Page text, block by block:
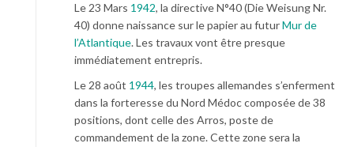
Le 23 Mars 1942, la directive N°40 (Die Weisung Nr.
40) donne naissance sur le papier au futurMur de
l’Atlantique. Les travaux vont être presque
immédiatement entrepris.
Le 28 août 1944, les troupes allemandes s’enferment
dans la forteresse du Nord Médoc composée de 38
positions, dont celle des Arros, poste de
commandement de la zone. Cette zone sera la